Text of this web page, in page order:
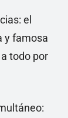
el
y famosa
todo por